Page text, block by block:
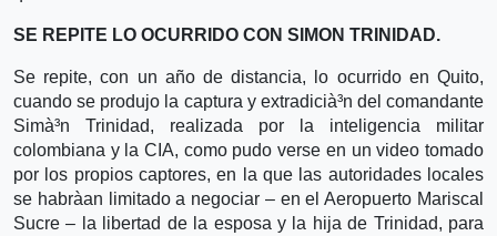
SE REPITE LO OCURRIDO CON SIMON TRINIDAD.
Se repite, con un año de distancia, lo ocurrido en Quito,
cuando se produjo la captura y extradicià³n del comandante
Simà³n Trinidad, realizada por la inteligencia militar
colombiana y la CIA, como pudo verse en un video tomado
por los propios captores, en la que las autoridades locales
se habrà­an limitado a negociar – en el Aeropuerto Mariscal
Sucre – la libertad de la esposa y la hija de Trinidad, para